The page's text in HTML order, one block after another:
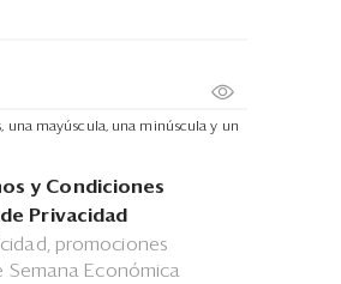
una mayúscula, una minúscula y un
y Condiciones
Privacidad
promociones
Semana Económica